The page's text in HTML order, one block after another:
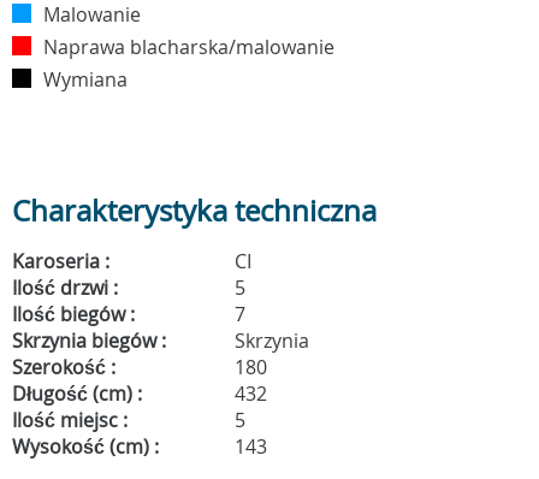
Malowanie
Naprawa blacharska/malowanie
Wymiana
Charakterystyka techniczna
Karoseria :
CI
Ilość drzwi :
5
Ilość biegów :
7
Skrzynia biegów :
Skrzynia
Szerokość :
180
Długość (cm) :
432
Ilość miejsc :
5
Wysokość (cm) :
143